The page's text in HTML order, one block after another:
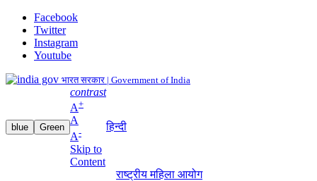
Facebook
Twitter
Instagram
Youtube
भारत सरकार | Government of India
blue Green
contrast
A+
A
A-
Skip to
Content
हिन्दी
राष्ट्रीय महिला आयोग